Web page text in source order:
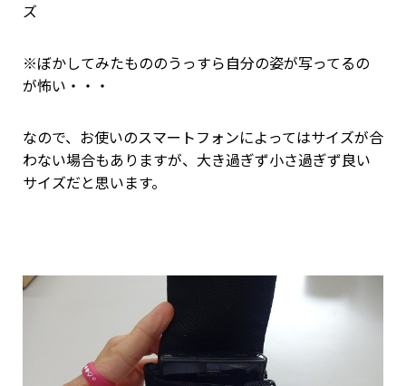
ズ
※ぼかしてみたもののうっすら自分の姿が写ってるの
が怖い・・・
なので、お使いのスマートフォンによってはサイズが合
わない場合もありますが、大き過ぎず小さ過ぎず良い
サイズだと思います。